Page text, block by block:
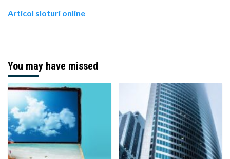
Articol sloturi online
You may have missed